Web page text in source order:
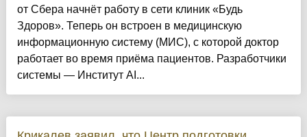
от Сбера начнёт работу в сети клиник «Будь
Здоров». Теперь он встроен в медицинскую
информационную систему (МИС), с которой доктор
работает во время приёма пациентов. Разработчики
системы — Институт AI...